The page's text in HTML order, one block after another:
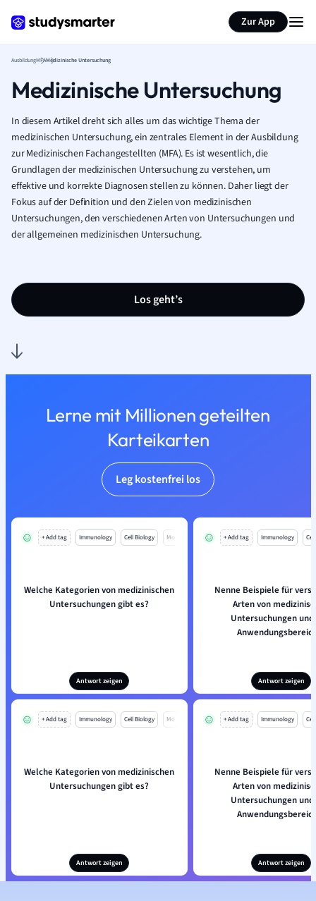
Zur App
AusbildungMFAMedizinische Untersuchung
Medizinische Untersuchung
In diesem Artikel dreht sich alles um das wichtige Thema der
medizinischen Untersuchung, ein zentrales Element in der Ausbildung
zur Medizinischen Fachangestellten (MFA). Es ist wesentlich, die
Grundlagen der medizinischen Untersuchung zu verstehen, um
effektive und korrekte Diagnosen stellen zu können. Daher liegt der
Fokus auf der Definition und den Zielen von medizinischen
Untersuchungen, den verschiedenen Arten von Untersuchungen und
der allgemeinen medizinischen Untersuchung.
Los geht’s
Lerne mit Millionen geteilten
Karteikarten
Leg kostenfrei los
+ Add tag Immunology Cell Biology Mo
Welche Kategorien von medizinischen
Untersuchungen gibt es?
Antwort zeigen
+ Add tag Immunology
Nenne Beispiele für
Arten von
Untersuchungen
Antwort zeigen
+ Add tag Immunology Cell Biology Mo
Welche Kategorien von medizinischen
Untersuchungen gibt es?
Antwort zeigen
+ Add tag Immunology
Nenne Beispiele für
Arten von
Untersuchungen
Antwort zeigen